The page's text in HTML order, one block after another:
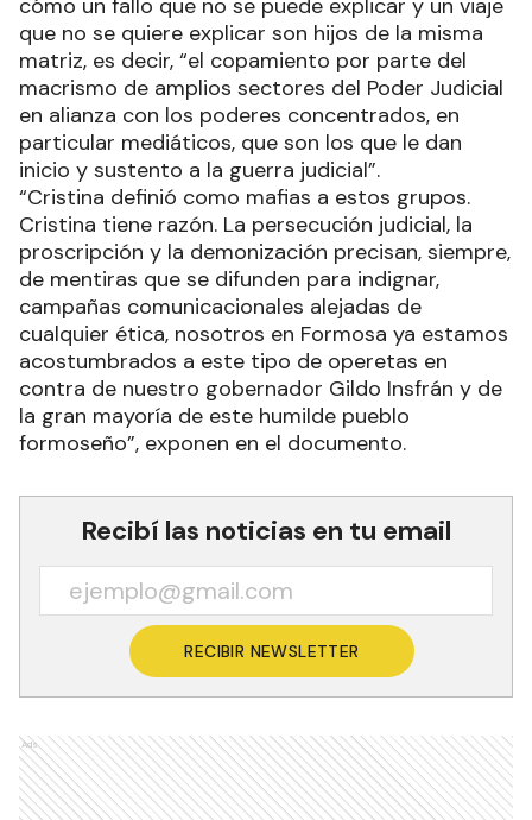
cómo un fallo que no se puede explicar y un viaje
que no se quiere explicar son hijos de la misma
matriz, es decir, “el copamiento por parte del
macrismo de amplios sectores del Poder Judicial
en alianza con los poderes concentrados, en
particular mediáticos, que son los que le dan
inicio y sustento a la guerra judicial”.
“Cristina definió como mafias a estos grupos.
Cristina tiene razón. La persecución judicial, la
proscripción y la demonización precisan, siempre,
de mentiras que se difunden para indignar,
campañas comunicacionales alejadas de
cualquier ética, nosotros en Formosa ya estamos
acostumbrados a este tipo de operetas en
contra de nuestro gobernador Gildo Insfrán y de
la gran mayoría de este humilde pueblo
formoseño”, exponen en el documento.
Recibí las noticias en tu email
RECIBIR NEWSLETTER
Ads